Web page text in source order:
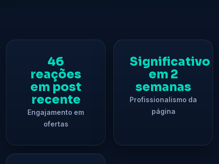
46
reações
em post
recente
Engajamento em
ofertas
Significativo
em 2
semanas
Profissionalismo da
página